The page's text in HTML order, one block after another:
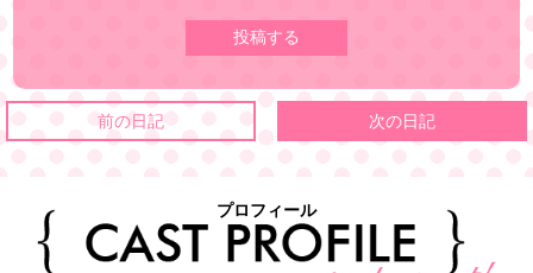
前の日記 次の日記
プロフィール